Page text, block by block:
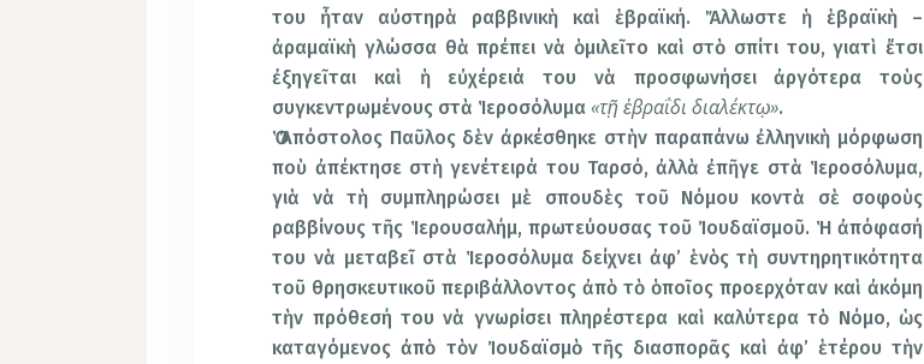
του ἦταν αὐστηρὰ ραββινικὴ καὶ ἑβραϊκή. Ἄλλωστε ἡ ἑβραϊκὴ –
ἀραμαϊκὴ γλώσσα θὰ πρέπει νὰ ὁμιλεῖτο καὶ στὸ σπίτι του, γιατὶ ἔτσι
ἐξηγεῖται καὶ ἡ εὐχέρειά του νὰ προσφωνήσει ἀργότερα τοὺς
συγκεντρωμένους στὰ Ἱεροσόλυμα«τῇ ἑβραΐδι διαλέκτῳ».
Ὁ Ἀπόστολος Παῦλος δὲν ἀρκέσθηκε στὴν παραπάνω ἐλληνικὴ μόρφωση
ποὺ ἀπέκτησε στὴ γενέτειρά του Ταρσό, ἀλλὰ ἐπῆγε στὰ Ἱεροσόλυμα,
γιὰ νὰ τὴ συμπληρώσει μὲ σπουδὲς τοῦ Νόμου κοντὰ σὲ σοφοὺς
ραββίνους τῆς Ἱερουσαλήμ, πρωτεύουσας τοῦ Ἰουδαϊσμοῦ. Ἡ ἀπόφασή
του νὰ μεταβεῖ στὰ Ἱεροσόλυμα δείχνει ἀφ’ ἑνὸς τὴ συντηρητικότητα
τοῦ θρησκευτικοῦ περιβάλλοντος ἀπὸ τὸ ὁποῖος προερχόταν καὶ ἀκόμη
τὴν πρόθεσή του νὰ γνωρίσει πληρέστερα καὶ καλύτερα τὸ Νόμο, ὡς
καταγόμενος ἀπὸ τὸν Ἰουδαϊσμὸ τῆς διασπορᾶς καὶ ἀφ’ ἑτέρου τὴν